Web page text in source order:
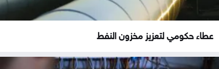
عطاء حكومي لتعزيز مخزون النفط